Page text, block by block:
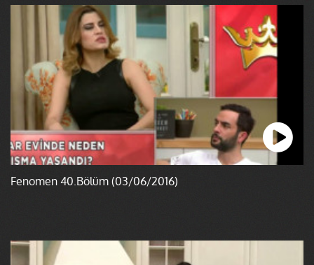
Fenomen 40.Bölüm (03/06/2016)